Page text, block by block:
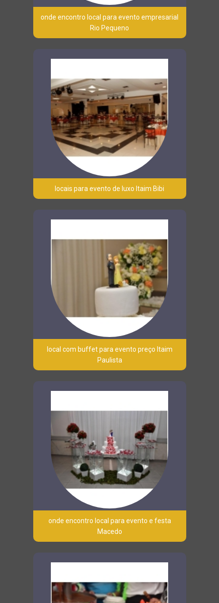
onde encontro local para evento empresarial
Rio Pequeno
locais para evento de luxo Itaim Bibi
local com buffet para evento preço Itaim
Paulista
onde encontro local para evento e festa
Macedo